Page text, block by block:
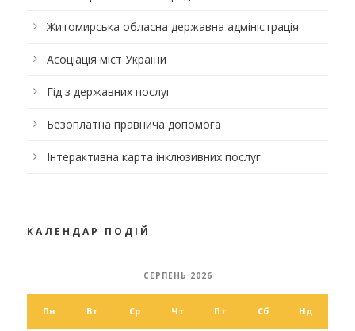
Житомирська обласна державна адміністрація
Асоціація міст України
Гід з державних послуг
Безоплатна правнича допомога
Інтерактивна карта інклюзивних послуг
КАЛЕНДАР ПОДІЙ
СЕРПЕНЬ 2026
Пн Вт Ср Чт Пт Сб Нд